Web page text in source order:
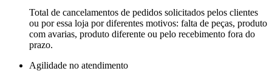
Total de cancelamentos de pedidos solicitados pelos clientes
ou por essa loja por diferentes motivos: falta de peças, produto
com avarias, produto diferente ou pelo recebimento fora do
prazo.
Agilidade no atendimento